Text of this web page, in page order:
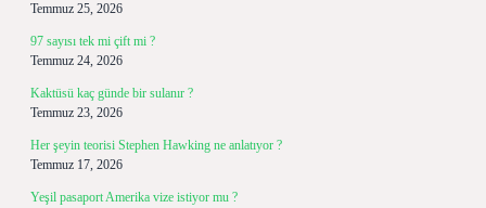
Temmuz 25, 2026
97 sayısı tek mi çift mi ?
Temmuz 24, 2026
Kaktüsü kaç günde bir sulanır ?
Temmuz 23, 2026
Her şeyin teorisi Stephen Hawking ne anlatıyor ?
Temmuz 17, 2026
Yeşil pasaport Amerika vize istiyor mu ?